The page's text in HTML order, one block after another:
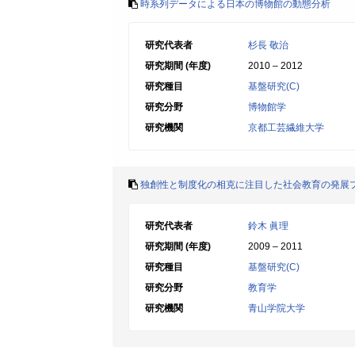
時系列データによる日本の博物館の動態分析
研究代表者
杉長 敬治
研究期間 (年度)
2010 – 2012
研究種目
基盤研究(C)
研究分野
博物館学
研究機関
京都工芸繊維大学
独創性と制度化の相克に注目した社会教育の発展
研究代表者
鈴木 眞理
研究期間 (年度)
2009 – 2011
研究種目
基盤研究(C)
研究分野
教育学
研究機関
青山学院大学